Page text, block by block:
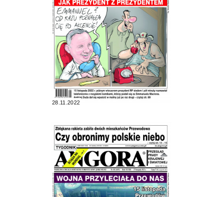
28.11.2022